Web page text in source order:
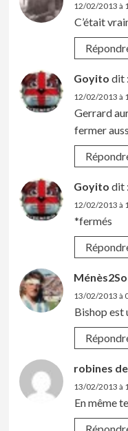
12/02/2013 à
C’était
Goyito dit :
12/02/2013 à
Gerrard
fermer
Goyito dit :
12/02/2013 à
*fermés
13/02/2013 à
Bishop est
robines
13/02/2013 à
En même